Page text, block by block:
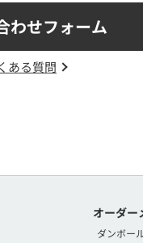
わせフォーム
ある質問
オーダー
ダンボー